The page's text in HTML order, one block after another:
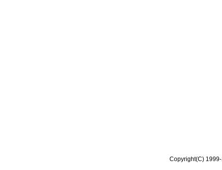
Copyright(C)